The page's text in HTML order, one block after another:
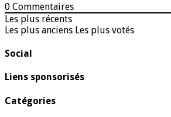
0 Commentaires
Les plus récents
Les plus anciens Les plus votés
Social
Liens sponsorisés
Catégories